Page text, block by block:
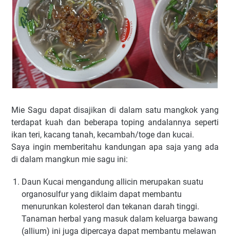
Mie Sagu dapat disajikan di dalam satu mangkok yang
terdapat kuah dan beberapa toping andalannya seperti
ikan teri, kacang tanah, kecambah/toge dan kucai.
Saya ingin memberitahu kandungan apa saja yang ada
di dalam mangkun mie sagu ini:
Daun Kucai mengandung allicin merupakan suatu
organosulfur yang diklaim dapat membantu
menurunkan kolesterol dan tekanan darah tinggi.
Tanaman herbal yang masuk dalam keluarga bawang
(allium) ini juga dipercaya dapat membantu melawan